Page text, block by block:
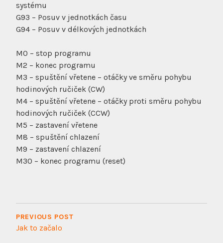
systému
G93 – Posuv v jednotkách času
G94 – Posuv v délkových jednotkách
M0 – stop programu
M2 – konec programu
M3 – spuštění vřetene – otáčky ve směru pohybu
hodinových ručiček (CW)
M4 – spuštění vřetene – otáčky proti směru pohybu
hodinových ručiček (CCW)
M5 – zastavení vřetene
M8 – spuštění chlazení
M9 – zastavení chlazení
M30 – konec programu (reset)
Navigace
pro
příspěvek
PREVIOUS POST
Jak to začalo